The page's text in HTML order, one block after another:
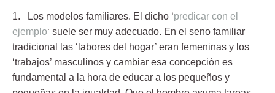
1. Los modelos familiares. El dicho ‘predicar con el
ejemplo‘ suele ser muy adecuado. En el seno familiar
tradicional las ‘labores del hogar’ eran femeninas y los
‘trabajos’ masculinos y cambiar esa concepción es
fundamental a la hora de educar a los pequeños y